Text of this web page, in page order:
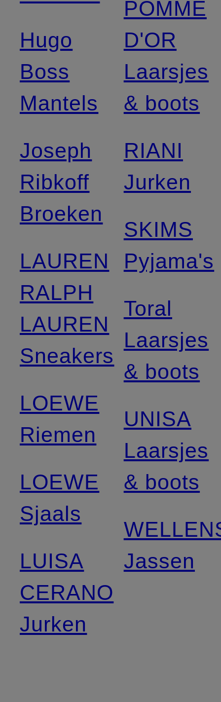
Hugo
Boss
Mantels
Joseph
Ribkoff
Broeken
LAUREN
RALPH
LAUREN
Sneakers
LOEWE
Riemen
LOEWE
Sjaals
LUISA
CERANO
Jurken
POMME
D'OR
Laarsjes
& boots
RIANI
Jurken
SKIMS
Pyjama's
Toral
Laarsjes
& boots
UNISA
Laarsjes
& boots
Jassen